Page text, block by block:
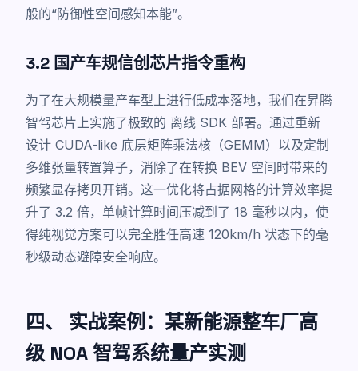
般的“防御性空间感知本能”。
3.2 国产车规信创芯片指令重构
为了在大规模量产车型上进行低成本落地，我们在昇腾
智驾芯片上实施了极致的 离线 SDK 部署。通过重新
设计 CUDA-like 底层矩阵乘法核（GEMM）以及定制
多维张量转置算子，消除了在转换 BEV 空间时带来的
频繁显存拷贝开销。这一优化将占据网格的计算效率提
升了 3.2 倍，单帧计算时间压减到了 18 毫秒以内，使
得纯视觉方案可以完全胜任高速 120km/h 状态下的毫
秒级动态避障安全响应。
四、 实战案例：某新能源整车厂高
级 NOA 智驾系统量产实测